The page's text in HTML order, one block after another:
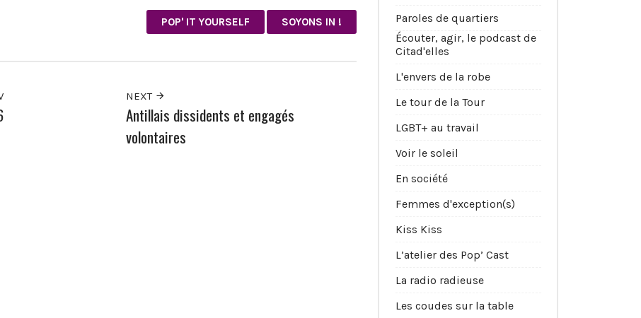
POP' IT YOURSELF SOYONS IN !
NEXT
Antillais dissidents et engagés
volontaires
Paroles de quartiers
Écouter, agir, le podcast de
Citad'elles
L'envers de la robe
Le tour de la Tour
LGBT+ au travail
Voir le soleil
En société
Femmes d'exception(s)
Kiss Kiss
L’atelier des Pop’ Cast
La radio radieuse
Les coudes sur la table